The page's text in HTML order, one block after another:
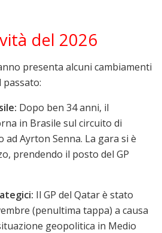
del 2026
presenta alcuni cambiamenti
Dopo ben 34 anni, il
in Brasile sul circuito di
ad Ayrton Senna. La gara si è
prendendo il posto del GP
Il GP del Qatar è stato
(penultima tappa) a causa
geopolitica in Medio